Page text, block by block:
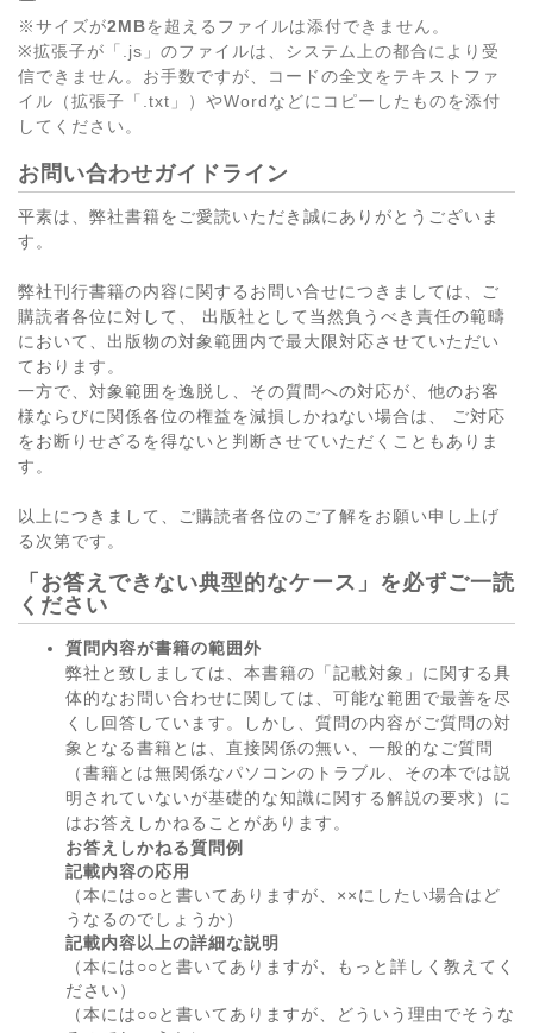
※サイズが2MBを超えるファイルは添付できません。
※拡張子が「.js」のファイルは、システム上の都合により受
信できません。お手数ですが、コードの全文をテキストファ
イル（拡張子「.txt」）やWordなどにコピーしたものを添付
してください。
お問い合わせガイドライン
平素は、弊社書籍をご愛読いただき誠にありがとうございま
す。
弊社刊行書籍の内容に関するお問い合せにつきましては、ご
購読者各位に対して、 出版社として当然負うべき責任の範疇
において、出版物の対象範囲内で最大限対応させていただい
ております。
一方で、対象範囲を逸脱し、その質問への対応が、他のお客
様ならびに関係各位の権益を減損しかねない場合は、 ご対応
をお断りせざるを得ないと判断させていただくこともありま
す。
以上につきまして、ご購読者各位のご了解をお願い申し上げ
る次第です。
「お答えできない典型的なケース」を必ずご一読
ください
質問内容が書籍の範囲外
弊社と致しましては、本書籍の「記載対象」に関する具
体的なお問い合わせに関しては、可能な範囲で最善を尽
くし回答しています。しかし、質問の内容がご質問の対
象となる書籍とは、直接関係の無い、一般的なご質問
（書籍とは無関係なパソコンのトラブル、その本では説
明されていないが基礎的な知識に関する解説の要求）に
はお答えしかねることがあります。
お答えしかねる質問例
記載内容の応用
（本には○○と書いてありますが、××にしたい場合はど
うなるのでしょうか）
記載内容以上の詳細な説明
（本には○○と書いてありますが、もっと詳しく教えてく
ださい）
（本には○○と書いてありますが、どういう理由でそうな